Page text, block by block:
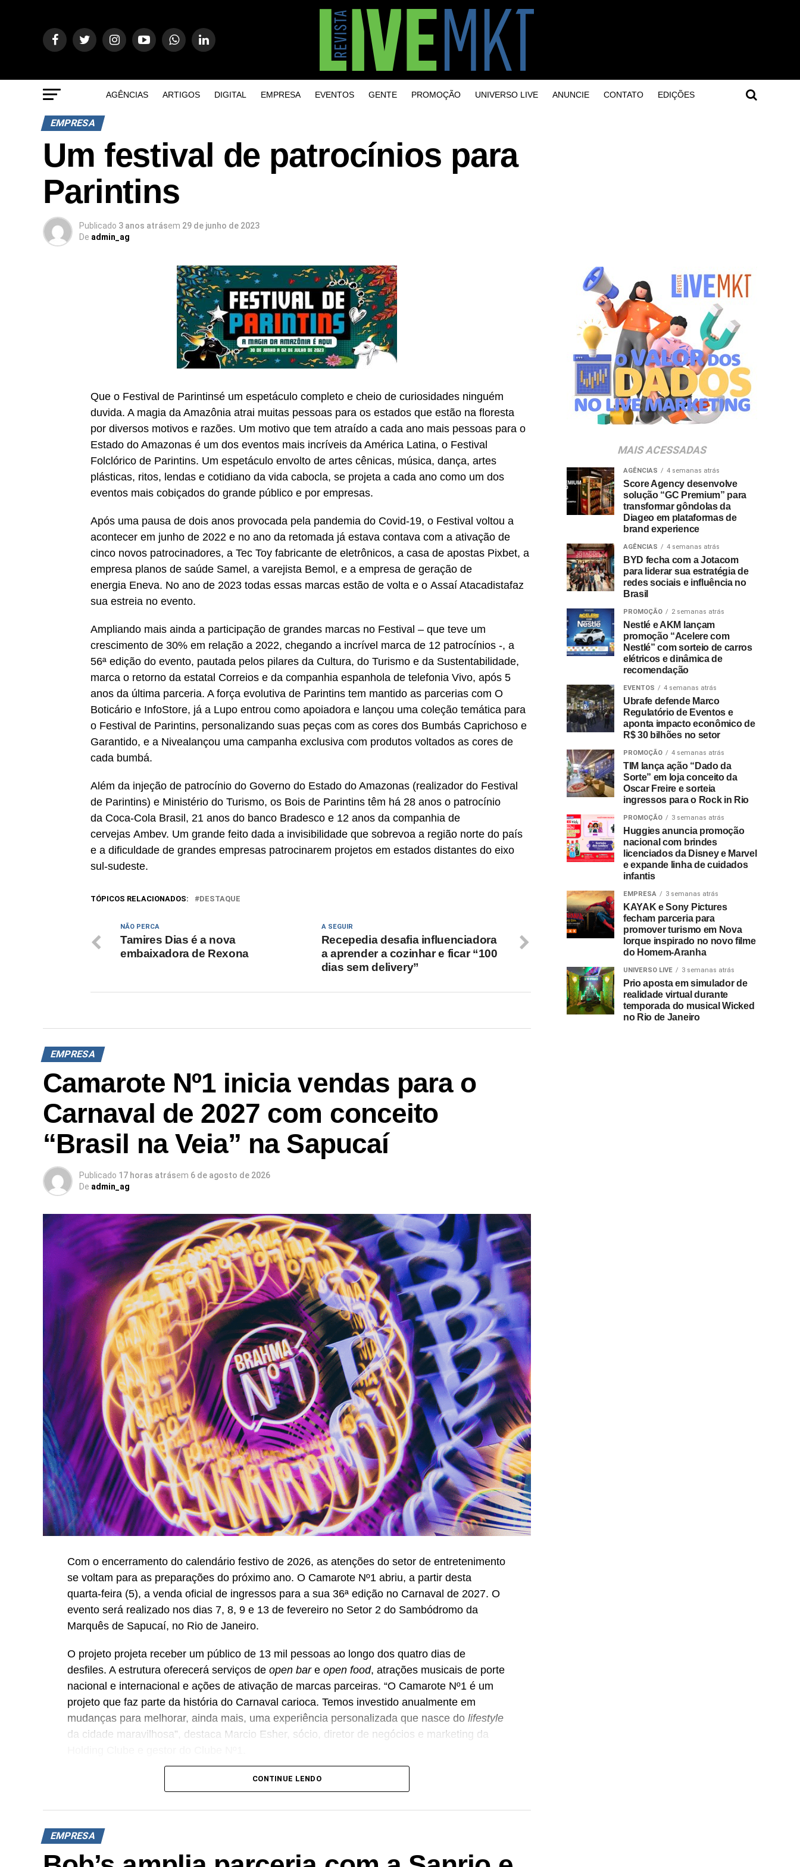
AGÊNCIAS ARTIGOS DIGITAL EMPRESA EVENTOS GENTE PROMOÇÃO UNIVERSO LIVE ANUNCIE CONTATO EDIÇÕES
EMPRESA
Um festival de patrocínios para
Parintins
Publicado 3 anos atrásem 29 de junho de 2023
De admin_ag
Que o Festival de Parintinsé um espetáculo completo e cheio de curiosidades ninguém
duvida. A magia da Amazônia atrai muitas pessoas para os estados que estão na floresta
por diversos motivos e razões. Um motivo que tem atraído a cada ano mais pessoas para o
Estado do Amazonas é um dos eventos mais incríveis da América Latina, o Festival
Folclórico de Parintins. Um espetáculo envolto de artes cênicas, música, dança, artes
plásticas, ritos, lendas e cotidiano da vida cabocla, se projeta a cada ano como um dos
eventos mais cobiçados do grande público e por empresas.
Após uma pausa de dois anos provocada pela pandemia do Covid-19, o Festival voltou a
acontecer em junho de 2022 e no ano da retomada já estava contava com a ativação de
cinco novos patrocinadores, a Tec Toy fabricante de eletrônicos, a casa de apostas Pixbet, a
empresa planos de saúde Samel, a varejista Bemol, e a empresa de geração de
energia Eneva. No ano de 2023 todas essas marcas estão de volta e o Assaí Atacadistafaz
sua estreia no evento.
Ampliando mais ainda a participação de grandes marcas no Festival – que teve um
crescimento de 30% em relação a 2022, chegando a incrível marca de 12 patrocínios -, a
56ª edição do evento, pautada pelos pilares da Cultura, do Turismo e da Sustentabilidade,
marca o retorno da estatal Correios e da companhia espanhola de telefonia Vivo, após 5
anos da última parceria. A força evolutiva de Parintins tem mantido as parcerias com O
Boticário e InfoStore, já a Lupo entrou como apoiadora e lançou uma coleção temática para
o Festival de Parintins, personalizando suas peças com as cores dos Bumbás Caprichoso e
Garantido, e a Nivealançou uma campanha exclusiva com produtos voltados as cores de
cada bumbá.
Além da injeção de patrocínio do Governo do Estado do Amazonas (realizador do Festival
de Parintins) e Ministério do Turismo, os Bois de Parintins têm há 28 anos o patrocínio
da Coca-Cola Brasil, 21 anos do banco Bradesco e 12 anos da companhia de
cervejas Ambev. Um grande feito dada a invisibilidade que sobrevoa a região norte do país
e a dificuldade de grandes empresas patrocinarem projetos em estados distantes do eixo
sul-sudeste.
TÓPICOS RELACIONADOS: DESTAQUE
A SEGUIR
Recepedia desafia influenciadora
a aprender a cozinhar e ficar “100
dias sem delivery”
NÃO PERCA
Tamires Dias é a nova
embaixadora de Rexona
EMPRESA
Camarote Nº1 inicia vendas para o
Carnaval de 2027 com conceito
“Brasil na Veia” na Sapucaí
Publicado 17 horas atrásem 6 de agosto de 2026
De admin_ag
Com o encerramento do calendário festivo de 2026, as atenções do setor de entretenimento
se voltam para as preparações do próximo ano. O Camarote Nº1 abriu, a partir desta
quarta-feira (5), a venda oficial de ingressos para a sua 36ª edição no Carnaval de 2027. O
evento será realizado nos dias 7, 8, 9 e 13 de fevereiro no Setor 2 do Sambódromo da
Marquês de Sapucaí, no Rio de Janeiro.
O projeto projeta receber um público de 13 mil pessoas ao longo dos quatro dias de
desfiles. A estrutura oferecerá serviços de open bare open food, atrações musicais de porte
nacional e internacional e ações de ativação de marcas parceiras. “O Camarote Nº1 é um
projeto que faz parte da história do Carnaval carioca. Temos investido anualmente em
mudanças para melhorar, ainda mais, uma experiência personalizada que nasce do lifestyle
da cidade maravilhosa”, destaca Marcio Esher, sócio, diretor de negócios e marketing da
A produção do evento é assinada pela agência Banco_ em parceria com a Storymakers e a
Cross Networking, empresas pertencentes ao ecossistema da Holding Clube. O projeto
criativo mantém a assinatura “Brasil na Veia”, conceito focado na valorização da cultura
nacional, da música e da hospitalidade carioca.
Os convites individuais já estão disponíveis para compra no canal oficial da Ticketmaster,
CONTINUE LENDO
EMPRESA
MAIS ACESSADAS
AGÊNCIAS 4 semanas atrás
Score Agency desenvolve
solução “GC Premium” para
transformar gôndolas da
Diageo em plataformas de
brand experience
AGÊNCIAS 4 semanas atrás
BYD fecha com a Jotacom
para liderar sua estratégia de
redes sociais e influência no
Brasil
PROMOÇÃO 2 semanas atrás
Nestlé e AKM lançam
promoção “Acelere com
Nestlé” com sorteio de carros
elétricos e dinâmica de
recomendação
EVENTOS 4 semanas atrás
Ubrafe defende Marco
Regulatório de Eventos e
aponta impacto econômico de
R$ 30 bilhões no setor
PROMOÇÃO 4 semanas atrás
TIM lança ação “Dado da
Sorte” em loja conceito da
Oscar Freire e sorteia
ingressos para o Rock in Rio
PROMOÇÃO 3 semanas atrás
Huggies anuncia promoção
nacional com brindes
licenciados da Disney e Marvel
e expande linha de cuidados
infantis
EMPRESA 3 semanas atrás
KAYAK e Sony Pictures
fecham parceria para
promover turismo em Nova
Iorque inspirado no novo filme
do Homem-Aranha
UNIVERSO LIVE 3 semanas atrás
Prio aposta em simulador de
realidade virtual durante
temporada do musical Wicked
no Rio de Janeiro